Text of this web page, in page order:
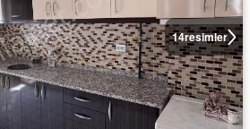
14resimler